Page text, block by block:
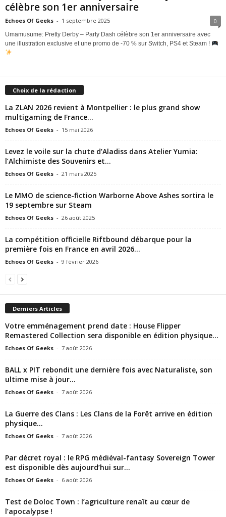
célèbre son 1er anniversaire
Echoes Of Geeks - 1 septembre 2025 0
Umamusume: Pretty Derby – Party Dash célèbre son 1er anniversaire avec
une illustration exclusive et une promo de -70 % sur Switch, PS4 et Steam !
Choix de la rédaction
La ZLAN 2026 revient à Montpellier : le plus grand show
multigaming de France...
Echoes Of Geeks - 15 mai 2026
Levez le voile sur la chute d’Aladiss dans Atelier Yumia:
l’Alchimiste des Souvenirs et...
Echoes Of Geeks - 21 mars 2025
Le MMO de science-fiction Warborne Above Ashes sortira le
19 septembre sur Steam
Echoes Of Geeks - 26 août 2025
La compétition officielle Riftbound débarque pour la
première fois en France en avril 2026...
Echoes Of Geeks - 9 février 2026
Derniers Articles
Votre emménagement prend date : House Flipper
Remastered Collection sera disponible en édition physique...
Echoes Of Geeks - 7 août 2026
BALL x PIT rebondit une dernière fois avec Naturaliste, son
ultime mise à jour...
Echoes Of Geeks - 7 août 2026
La Guerre des Clans : Les Clans de la Forêt arrive en édition
physique...
Echoes Of Geeks - 7 août 2026
Par décret royal : le RPG médiéval-fantasy Sovereign Tower
est disponible dès aujourd’hui sur...
Echoes Of Geeks - 6 août 2026
Test de Doloc Town : l’agriculture renaît au cœur de
l’apocalypse !